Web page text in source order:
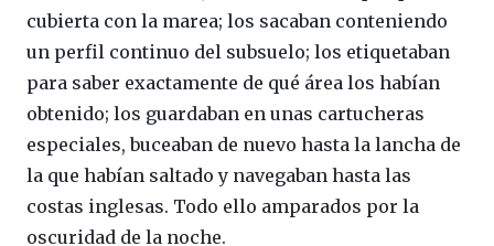
cubierta con la marea; los sacaban conteniendo
un perfil continuo del subsuelo; los etiquetaban
para saber exactamente de qué área los habían
obtenido; los guardaban en unas cartucheras
especiales, buceaban de nuevo hasta la lancha de
la que habían saltado y navegaban hasta las
costas inglesas. Todo ello amparados por la
oscuridad de la noche.